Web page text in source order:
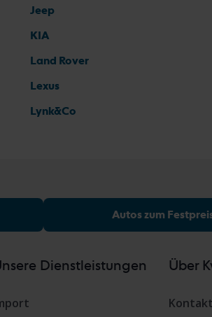
Jeep
KIA
Land Rover
Lexus
Lynk&Co
Autos zum
Dienstleistungen Über